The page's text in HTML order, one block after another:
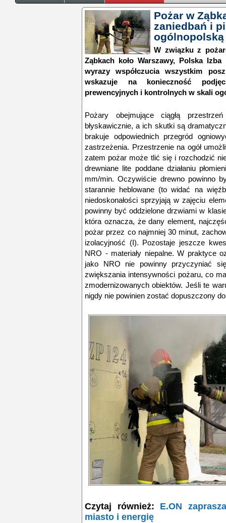
Pożar w
zaniedbań i
W związku z
Ząbkach koło Warszawy, Polska
wyrazy współczucia wszystkim
wskazuje na konieczność
prewencyjnych i kontrolnych w skali
Pożary obejmujące ciągłą
błyskawicznie, a ich skutki są
brakuje odpowiednich przegród
zastrzeżenia. Przestrzenie na ogół
zatem pożar może tlić się i rozchodzić
drewniane lite poddane działaniu
mm/min. Oczywiście drewno powinno
starannie heblowane (to widać na
niedoskonałości sprzyjają w zajęciu
powinny być oddzielone drzwiami w
która oznacza, że dany element,
pożar przez co najmniej 30 minut,
izolacyjność (I). Pozostaje jeszcze
NRO - materiały niepalne. W praktyce
jako NRO nie powinny przyczyniać
zwiększania intensywności pożaru, co
zmodernizowanych obiektów. Jeśli te
nigdy nie powinien zostać dopuszczony
Czytaj również: E.ON
miasto i energię